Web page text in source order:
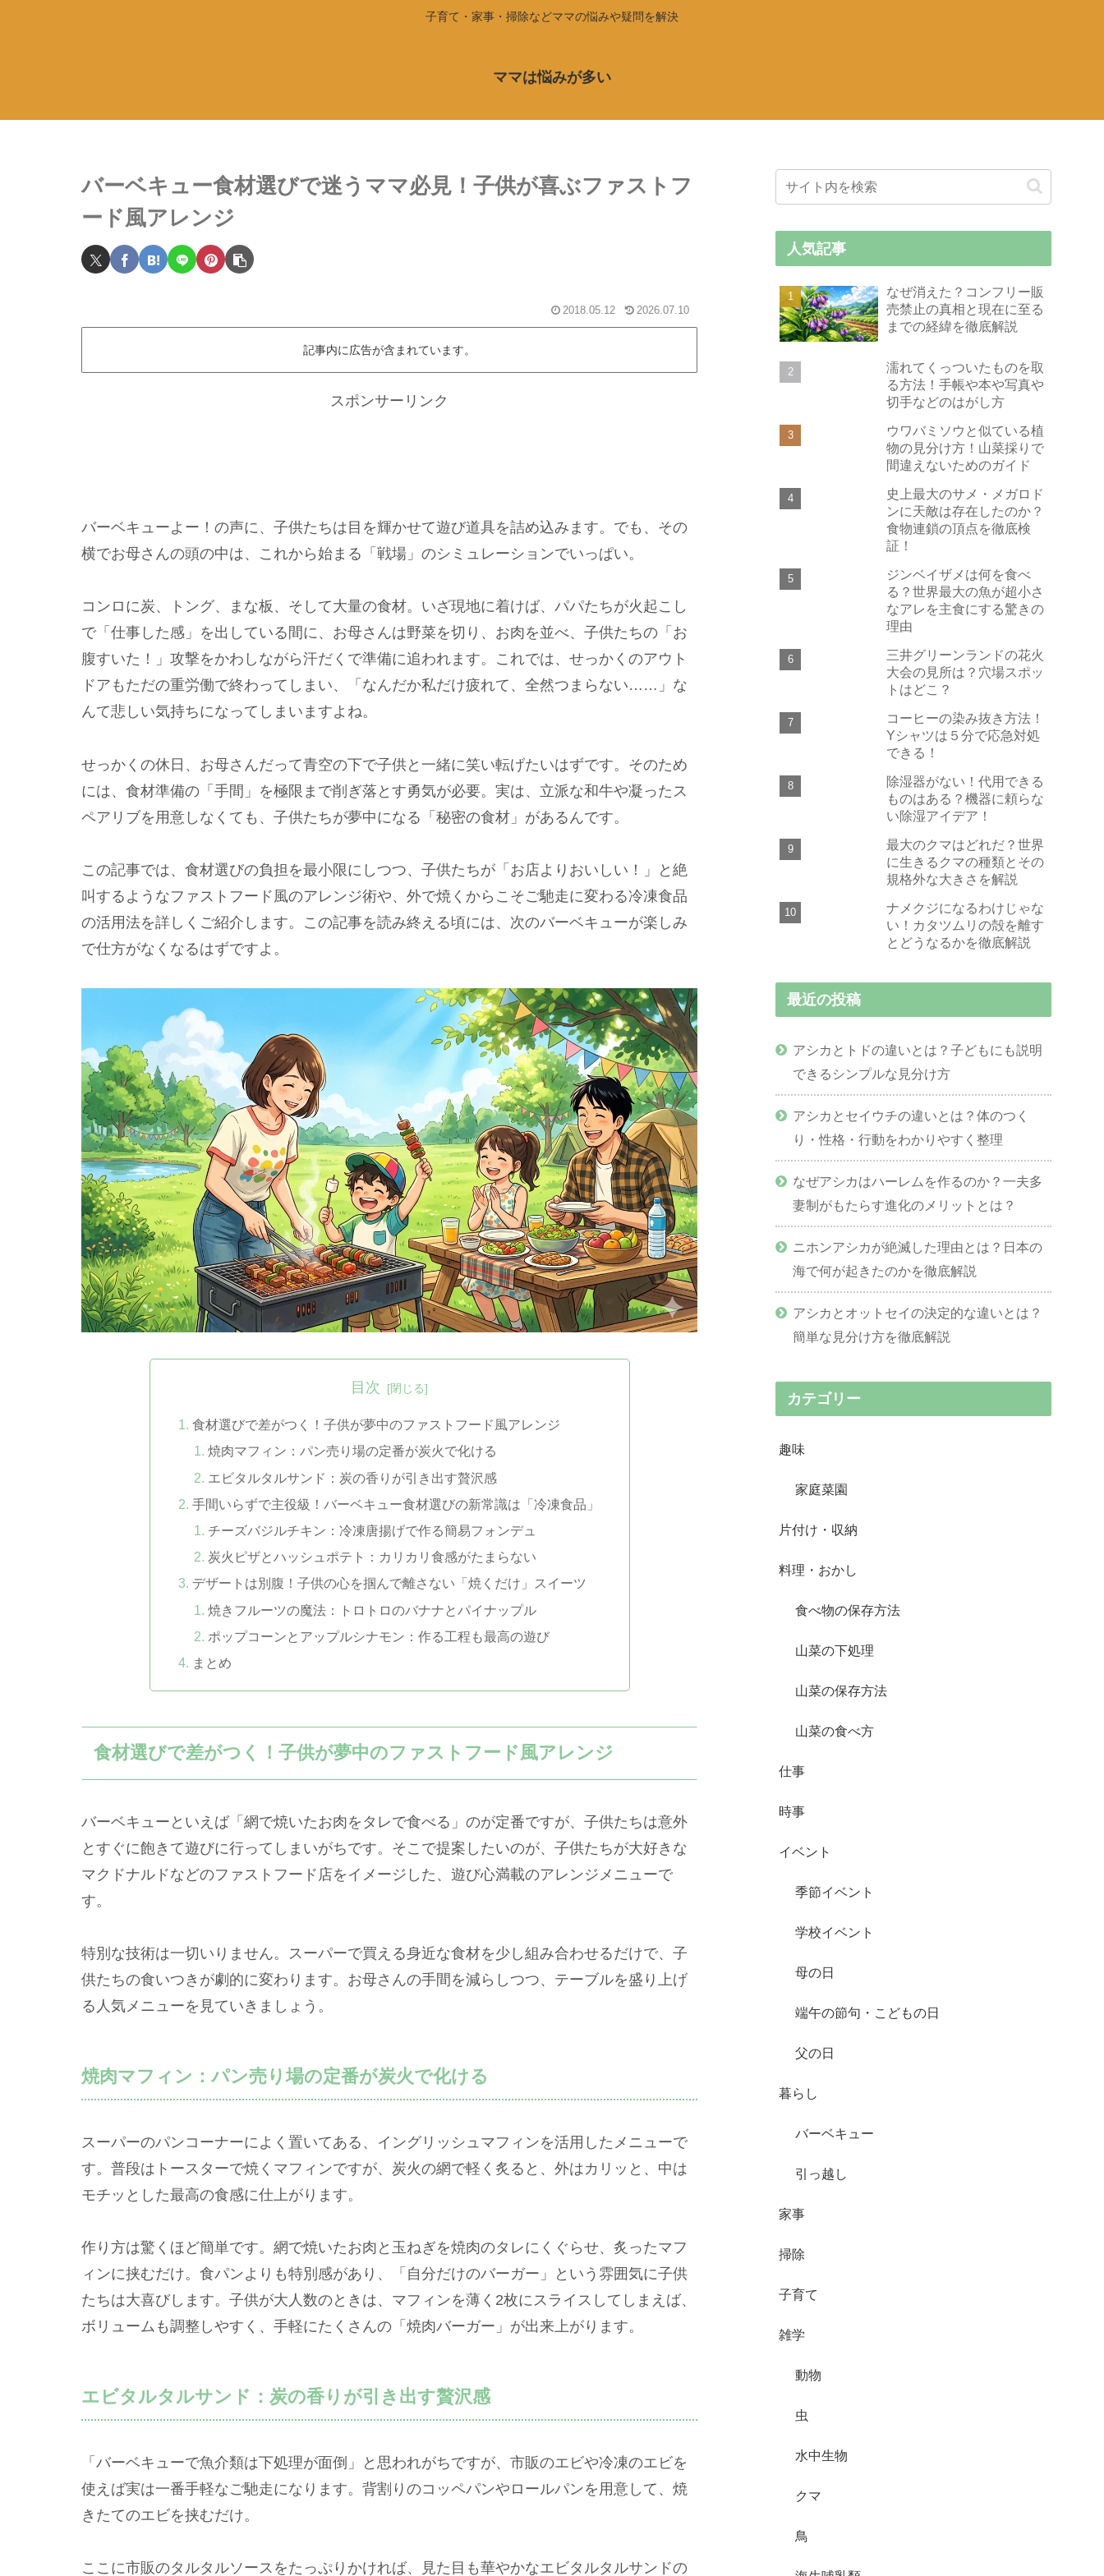
子育て・家事・掃除などママの悩みや疑問を解決
ママは悩みが多い
バーベキュー食材選びで迷うママ必見！子供が喜ぶファストフ
ード風アレンジ
2018.05.12 2026.07.10
記事内に広告が含まれています。
スポンサーリンク
バーベキューよー！の声に、子供たちは目を輝かせて遊び道具を詰め込みます。でも、その
横でお母さんの頭の中は、これから始まる「戦場」のシミュレーションでいっぱい。
コンロに炭、トング、まな板、そして大量の食材。いざ現地に着けば、パパたちが火起こし
で「仕事した感」を出している間に、お母さんは野菜を切り、お肉を並べ、子供たちの「お
腹すいた！」攻撃をかわしながら汗だくで準備に追われます。これでは、せっかくのアウト
ドアもただの重労働で終わってしまい、「なんだか私だけ疲れて、全然つまらない……」な
んて悲しい気持ちになってしまいますよね。
せっかくの休日、お母さんだって青空の下で子供と一緒に笑い転げたいはずです。そのため
には、食材準備の「手間」を極限まで削ぎ落とす勇気が必要。実は、立派な和牛や凝ったス
ペアリブを用意しなくても、子供たちが夢中になる「秘密の食材」があるんです。
この記事では、食材選びの負担を最小限にしつつ、子供たちが「お店よりおいしい！」と絶
叫するようなファストフード風のアレンジ術や、外で焼くからこそご馳走に変わる冷凍食品
の活用法を詳しくご紹介します。この記事を読み終える頃には、次のバーベキューが楽しみ
で仕方がなくなるはずですよ。
目次
食材選びで差がつく！子供が夢中のファストフード風アレンジ
焼肉マフィン：パン売り場の定番が炭火で化ける
エビタルタルサンド：炭の香りが引き出す贅沢感
手間いらずで主役級！バーベキュー食材選びの新常識は「冷凍食品」
チーズバジルチキン：冷凍唐揚げで作る簡易フォンデュ
炭火ピザとハッシュポテト：カリカリ食感がたまらない
デザートは別腹！子供の心を掴んで離さない「焼くだけ」スイーツ
焼きフルーツの魔法：トロトロのバナナとパイナップル
ポップコーンとアップルシナモン：作る工程も最高の遊び
まとめ
食材選びで差がつく！子供が夢中のファストフード風アレンジ
バーベキューといえば「網で焼いたお肉をタレで食べる」のが定番ですが、子供たちは意外
とすぐに飽きて遊びに行ってしまいがちです。そこで提案したいのが、子供たちが大好きな
マクドナルドなどのファストフード店をイメージした、遊び心満載のアレンジメニューで
す。
特別な技術は一切いりません。スーパーで買える身近な食材を少し組み合わせるだけで、子
供たちの食いつきが劇的に変わります。お母さんの手間を減らしつつ、テーブルを盛り上げ
る人気メニューを見ていきましょう。
焼肉マフィン：パン売り場の定番が炭火で化ける
スーパーのパンコーナーによく置いてある、イングリッシュマフィンを活用したメニューで
す。普段はトースターで焼くマフィンですが、炭火の網で軽く炙ると、外はカリッと、中は
モチッとした最高の食感に仕上がります。
作り方は驚くほど簡単です。網で焼いたお肉と玉ねぎを焼肉のタレにくぐらせ、炙ったマフ
ィンに挟むだけ。食パンよりも特別感があり、「自分だけのバーガー」という雰囲気に子供
たちは大喜びします。子供が大人数のときは、マフィンを薄く2枚にスライスしてしまえば、
ボリュームも調整しやすく、手軽にたくさんの「焼肉バーガー」が出来上がります。
エビタルタルサンド：炭の香りが引き出す贅沢感
「バーベキューで魚介類は下処理が面倒」と思われがちですが、市販のエビや冷凍のエビを
使えば実は一番手軽なご馳走になります。背割りのコッペパンやロールパンを用意して、焼
きたてのエビを挟むだけ。
ここに市販のタルタルソースをたっぷりかければ、見た目も華やかなエビタルタルサンドの
人気記事
なぜ消えた？コンフリー販
売禁止の真相と現在に至る
までの経緯を徹底解説
濡れてくっついたものを取
る方法！手帳や本や写真や
切手などのはがし方
ウワバミソウと似ている植
物の見分け方！山菜採りで
間違えないためのガイド
史上最大のサメ・メガロド
ンに天敵は存在したのか？
食物連鎖の頂点を徹底検
証！
ジンベイザメは何を食べ
る？世界最大の魚が超小さ
なアレを主食にする驚きの
理由
三井グリーンランドの花火
大会の見所は？穴場スポッ
トはどこ？
コーヒーの染み抜き方法！
Yシャツは５分で応急対処
できる！
除湿器がない！代用できる
ものはある？機器に頼らな
い除湿アイデア！
最大のクマはどれだ？世界
に生きるクマの種類とその
規格外な大きさを解説
ナメクジになるわけじゃな
い！カタツムリの殻を離す
とどうなるかを徹底解説
最近の投稿
アシカとトドの違いとは？子どもにも説明
できるシンプルな見分け方
アシカとセイウチの違いとは？体のつく
り・性格・行動をわかりやすく整理
なぜアシカはハーレムを作るのか？一夫多
妻制がもたらす進化のメリットとは？
ニホンアシカが絶滅した理由とは？日本の
海で何が起きたのかを徹底解説
アシカとオットセイの決定的な違いとは？
簡単な見分け方を徹底解説
カテゴリー
趣味
家庭菜園
片付け・収納
料理・おかし
食べ物の保存方法
山菜の下処理
山菜の保存方法
山菜の食べ方
仕事
時事
イベント
季節イベント
学校イベント
母の日
端午の節句・こどもの日
父の日
暮らし
バーベキュー
引っ越し
家事
掃除
子育て
雑学
動物
虫
水中生物
クマ
鳥